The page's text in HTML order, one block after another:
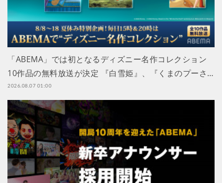
「ABEMA」では初となるディズニー名作コレクション
10作品の無料放送が決定 『白雪姫』、『くまのプーさ…
2026.08.07 01:00